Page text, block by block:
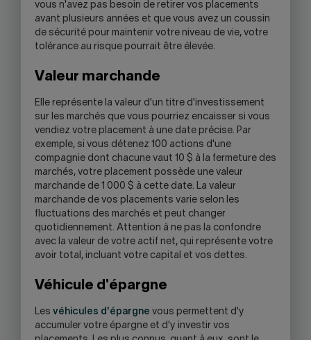
vous n'avez pas besoin de retirer vos placements
avant plusieurs années et que vous avez un coussin
de sécurité pour maintenir votre niveau de vie, votre
tolérance au risque pourrait être élevée.
Valeur marchande
Elle représente la valeur d'un titre d'investissement
sur les marchés que vous pourriez encaisser si vous
vendiez votre placement à une date précise. Par
exemple, si vous détenez 100 actions d'une
compagnie dont chacune vaut 10 $ à la fermeture des
marchés, votre placement possède une valeur
marchande de 1 000 $ à cette date. La valeur
marchande de vos placements varie selon les
fluctuations des marchés et peut changer
quotidiennement. Attention à ne pas la confondre
avec la valeur de votre actif net, qui représente votre
avoir total, incluant votre capital et vos dettes.
Véhicule d'épargne
Les véhicules d'épargne vous permettent d'y
accumuler votre épargne et d'y investir vos